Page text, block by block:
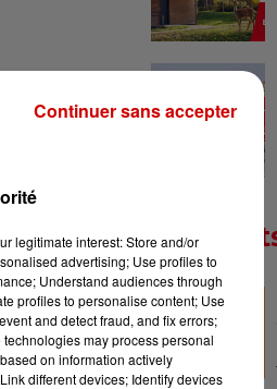
Géorgie. Le
legitimate interest: Store and/or
advertising; Use profiles to
Understand audiences through
profiles to personalise content; Use
and detect fraud, and fix errors;
may process personal
on information actively
different devices; Identify devices
Continuer sans accepter